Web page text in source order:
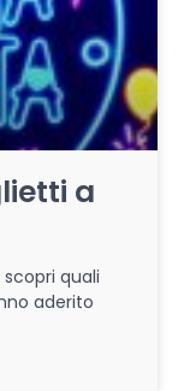
a
quali
aderito